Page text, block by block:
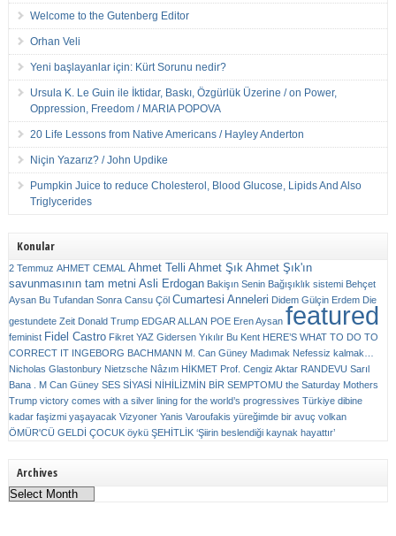
Welcome to the Gutenberg Editor
Orhan Veli
Yeni başlayanlar için: Kürt Sorunu nedir?
Ursula K. Le Guin ile İktidar, Baskı, Özgürlük Üzerine / on Power,
Oppression, Freedom / MARIA POPOVA
20 Life Lessons from Native Americans / Hayley Anderton
Niçin Yazarız? / John Updike
Pumpkin Juice to reduce Cholesterol, Blood Glucose, Lipids And Also
Triglycerides
Konular
2 Temmuz AHMET CEMAL Ahmet Telli Ahmet Şık Ahmet Şık'ın
savunmasının tam metni Asli Erdogan Bakişın Senin Bağışıklık sistemi Behçet
Aysan Bu Tufandan Sonra Cansu Çöl Cumartesi Anneleri Didem Gülçin Erdem Die
gestundete Zeit Donald Trump EDGAR ALLAN POE Eren Aysan featured
feminist Fidel Castro Fikret YAZ Gidersen Yıkılır Bu Kent HERE’S WHAT TO DO TO
CORRECT IT INGEBORG BACHMANN M. Can Güney Madımak Nefessiz kalmak…
Nicholas Glastonbury Nietzsche Nâzım HİKMET Prof. Cengiz Aktar RANDEVU Sarıl
Bana . M Can Güney SES SİYASİ NİHİLİZMİN BİR SEMPTOMU the Saturday Mothers
Trump victory comes with a silver lining for the world’s progressives Türkiye dibine
kadar faşizmi yaşayacak Vizyoner Yanis Varoufakis yüreğimde bir avuç volkan
ÖMÜR'CÜ GELDİ ÇOCUK öykü ŞEHİTLİK ‘Şiirin beslendiği kaynak hayattır’
Archives
Archives